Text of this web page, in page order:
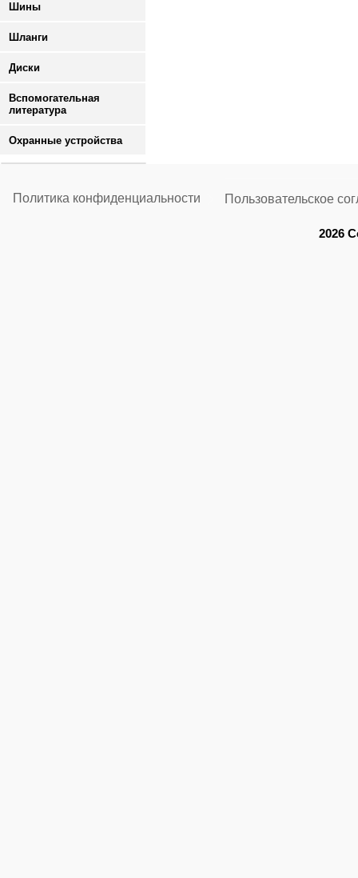
Шины
Шланги
Диски
Вспомогательная
литература
Охранные устройства
Политика конфиденциальности Пользовательское
2026